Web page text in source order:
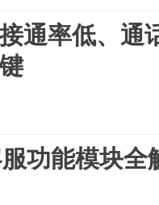
通率低、通
功能模块全